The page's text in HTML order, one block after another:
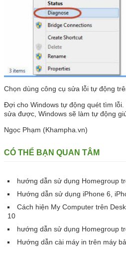
Chọn dùng công cụ sửa lỗi tự động
Đợi cho Windows tự động quét tìm
sửa được, Windows sẽ làm tự động
Ngọc Phạm (Khampha.vn)
CÓ THỂ BẠN QUAN TÂM
hướng dẫn sử dụng Homegroup
Hướng dẫn sử dụng iPhone 6,
Cách hiện My Computer trên
10
hướng dẫn sử dụng Homegroup
Hướng dẫn cài máy in trên máy